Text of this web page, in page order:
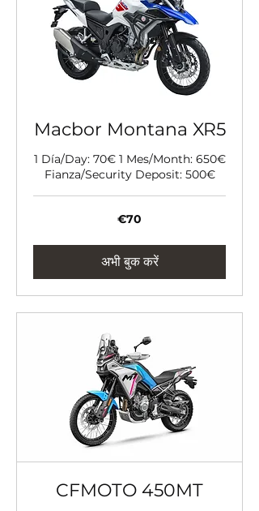
Macbor Montana XR5
1 Día/Day: 70€ 1 Mes/Month: 650€
Fianza/Security Deposit: 500€
€70
अभी बुक करें
CFMOTO 450MT